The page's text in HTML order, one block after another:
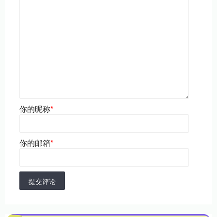
你的昵称*
你的邮箱*
提交评论